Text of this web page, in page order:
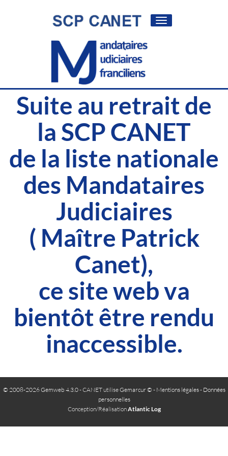
Toggle
Suite au retrait de
la SCP CANET
de la liste nationale
des Mandataires
Judiciaires
( Maître Patrick
Canet),
ce site web va
bientôt être rendu
inaccessible.
© 2008-2026 Gemweb 4.3.0- CANET utiliseGemarcur © - Mentions légales- Données
personnelles
Conception/RéalisationAtlantic Log